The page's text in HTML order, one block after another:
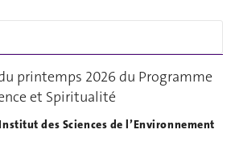
printemps 2026 du Programme
et Spiritualité
des Sciences de l’Environnement